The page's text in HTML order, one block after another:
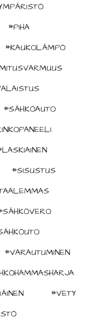
#PIHA
#KAUKOLÄMPÖ
#SÄHKÖAUTO
#SISUSTUS
#VARAUTUMINEN
#VETY